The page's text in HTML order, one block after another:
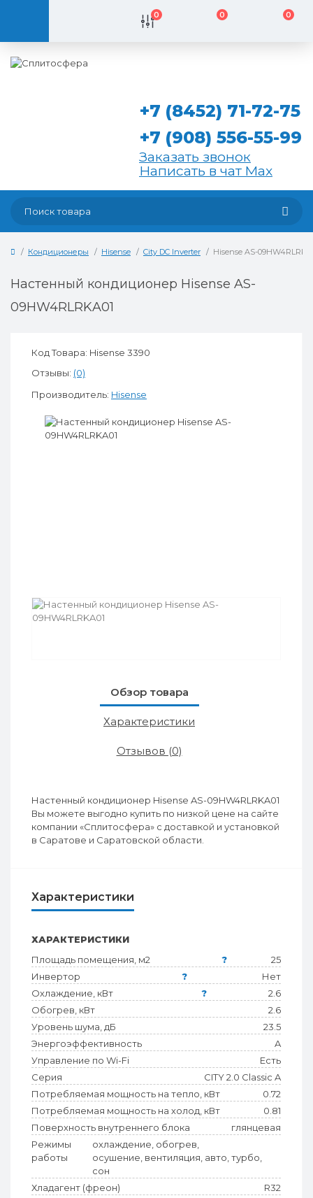
0 0 0
+7 (8452) 71-72-75
+7 (908) 556-55-99
Заказать звонок
Написать в чат Max
Кондиционеры Hisense City DC Inverter Hisense AS-
Настенный кондиционер Hisense AS-
09HW4RLRKA01
Код Товара: Hisense 3390
Отзывы: (0)
Производитель: Hisense
Обзор товара
Характеристики
Отзывов (0)
Настенный кондиционер Hisense AS-09HW4RLRKA01
Вы можете выгодно купить по низкой цене на сайте
компании «Сплитосфера» с доставкой и установкой
в Саратове и Саратовской области.
Характеристики
ХАРАКТЕРИСТИКИ
Площадь помещения, м2
?
25
Инвертор
?
Нет
Охлаждение, кВт
?
2.6
Обогрев, кВт
2.6
Уровень шума, дБ
23.5
Энергоэффективность
A
Управление по Wi-Fi
Есть
Серия
CITY 2.0 Classic A
Потребляемая мощность на тепло, кВт
0.72
Потребляемая мощность на холод, кВт
0.81
Поверхность внутреннего блока
глянцевая
Режимы
работы
охлаждение, обогрев,
осушение, вентиляция, авто, турбо,
сон
Хладагент (фреон)
R32